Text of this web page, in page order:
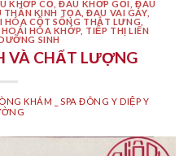
KHỚP CỔ ,ĐAU KHỚP GỐI ,ĐAU
THẦN KINH TỌA ,ĐAU VAI GÁY,
HÓA CỘT SỐNG THẮT LƯNG
HÓA KHỚP TIẾP THỊ LIÊN
SINH
VÀ CHẤT LƯỢNG
KHÁM _ SPA ĐÔNG Y DIỆP Y